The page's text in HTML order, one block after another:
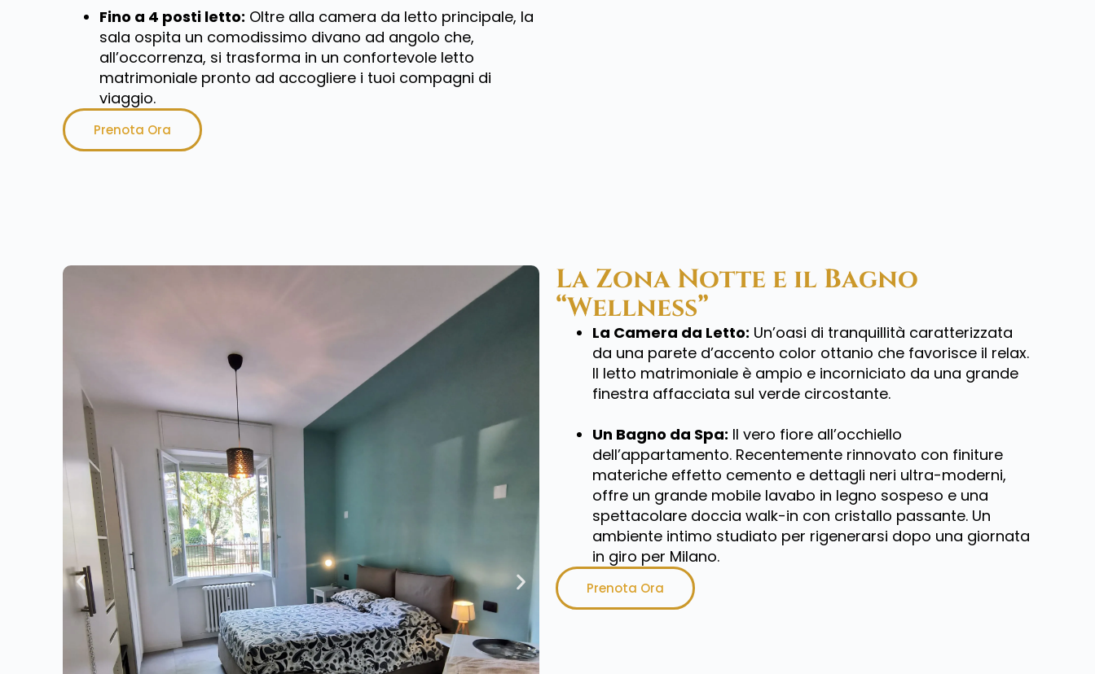
Fino a 4 posti letto: Oltre alla camera da letto principale, la
sala ospita un comodissimo divano ad angolo che,
all’occorrenza, si trasforma in un confortevole letto
matrimoniale pronto ad accogliere i tuoi compagni di
viaggio.
Prenota Ora
La Zona Notte e il Bagno
“Wellness”
La Camera da Letto: Un’oasi di tranquillità caratterizzata
da una parete d’accento color ottanio che favorisce il relax.
Il letto matrimoniale è ampio e incorniciato da una grande
finestra affacciata sul verde circostante.
Un Bagno da Spa: Il vero fiore all’occhiello
dell’appartamento. Recentemente rinnovato con finiture
materiche effetto cemento e dettagli neri ultra-moderni,
offre un grande mobile lavabo in legno sospeso e una
spettacolare doccia walk-in con cristallo passante. Un
ambiente intimo studiato per rigenerarsi dopo una giornata
in giro per Milano.
Prenota Ora